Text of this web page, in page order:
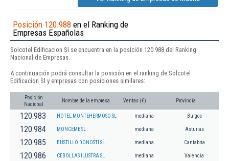
Posición 120.988 en el Ranking de
Empresas Españolas
Solcotel Edificacion Sl se encuentra en la posición 120.988 del Ranking
Nacional de Empresas.
A continuación podrá consultar la posición en el ranking de Solcotel
Edificacion Sl y empresas con posiciones similares:
Posición
Nacional
Nombre de la empresa Ventas (€) Provincia
120.983 HOTEL MONTEHERMOSO SL mediana Burgos
120.984 MONCEME SL mediana Asturias
120.985 BUSTILLO DONOSTI SL mediana Cantabria
120.986 CEBOLLAS ILUSTRA SL mediana Valencia